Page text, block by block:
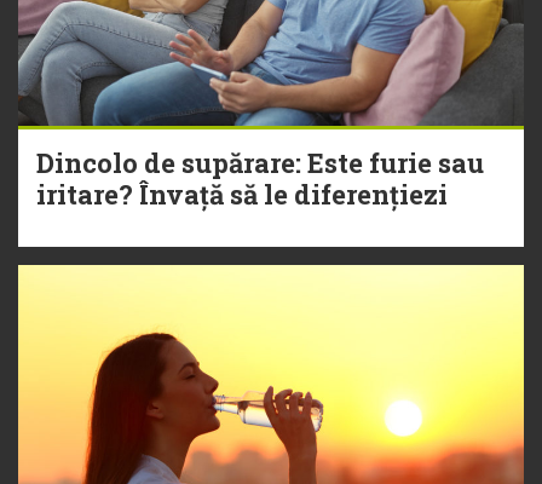
Dincolo de supărare: Este furie sau
iritare? Învață să le diferențiezi